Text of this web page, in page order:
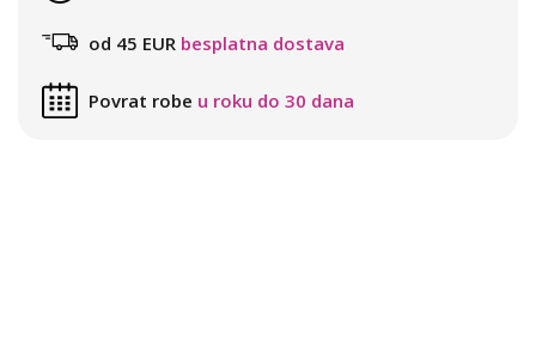
od 45 EUR besplatna dostava
Povrat robe u roku do 30 dana